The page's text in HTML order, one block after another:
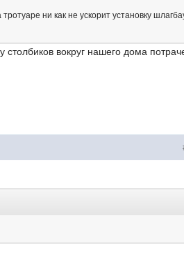
ни как не ускорит установку
столбиков вокруг нашего дома